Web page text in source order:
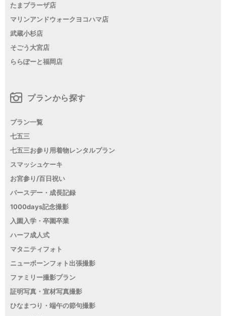
たまプラーザ店
マリンアンドウォークヨコハマ店
武蔵小杉店
そごう大宮店
ららぽーと福岡店
プランから探す
プラン一覧
七五三
七五三お参り用着物レンタルプラン
スマッシュケーキ
お宮参り/百日祝い
バースデー・成長記録
1000days記念撮影
入園入学・卒園卒業
ハーフ成人式
マタニティフォト
ニューボーンフォト出張撮影
ファミリー撮影プラン
証明写真・宣材写真撮影
ひなまつり・端午の節句撮影